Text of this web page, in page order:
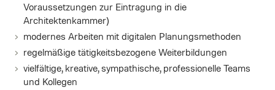
Voraussetzungen zur Eintragung in die
Architektenkammer)
modernes Arbeiten mit digitalen Planungsmethoden
regelmäßige tätigkeitsbezogene Weiterbildungen
vielfältige, kreative, sympathische, professionelle Teams
und Kollegen